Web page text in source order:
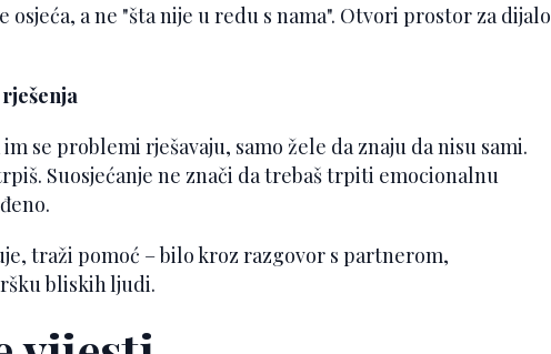
osjeća, a ne "šta nije u redu s nama". Otvori prostor za
se problemi rješavaju, samo žele da znaju da nisu sami.
Suosjećanje ne znači da trebaš trpiti emocionalnu
traži pomoć – bilo kroz razgovor s partnerom,
bliskih ljudi.